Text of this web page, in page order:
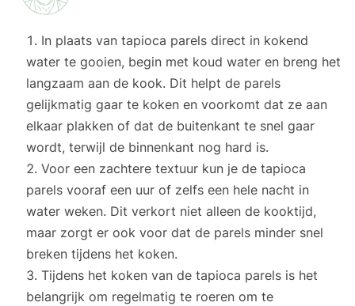
In plaats van tapioca parels direct in kokend
water te gooien, begin met koud water en breng het
langzaam aan de kook. Dit helpt de parels
gelijkmatig gaar te koken en voorkomt dat ze aan
elkaar plakken of dat de buitenkant te snel gaar
wordt, terwijl de binnenkant nog hard is.
Voor een zachtere textuur kun je de tapioca
parels vooraf een uur of zelfs een hele nacht in
water weken. Dit verkort niet alleen de kooktijd,
maar zorgt er ook voor dat de parels minder snel
breken tijdens het koken.
Tijdens het koken van de tapioca parels is het
belangrijk om regelmatig te roeren om te